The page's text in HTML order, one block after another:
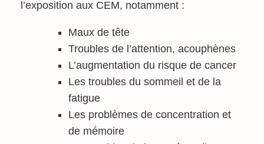
l’exposition aux CEM, notamment :
Maux de tête
Troubles de l’attention, acouphènes
L’augmentation du risque de cancer
Les troubles du sommeil et de la
fatigue
Les problèmes de concentration et
de mémoire